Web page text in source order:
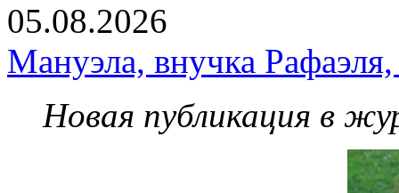
05.08.2026
Мануэла, внучка
Новая публикация в